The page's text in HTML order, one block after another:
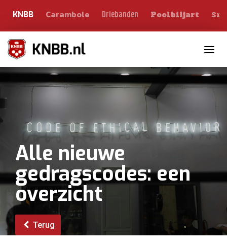
KNBB Carambole Driebanden Poolbiljart
Alle nieuwe
gedragscodes: een
overzicht
Terug